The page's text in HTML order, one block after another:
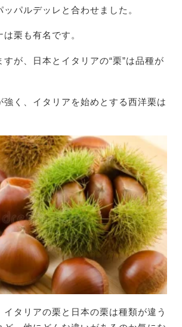
ッパルデッレと合わせました。
栗も有名です。
が、日本とイタリアの“栗”は品種が
く、イタリアを始めとする西洋栗は
タリアの栗と日本の栗は種類が違う